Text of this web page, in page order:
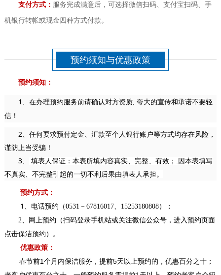
支付方式： 服务完成满意后，可选择微信扫码、支付宝扫码、手
机银行转帐或现金四种方式付款。
预约须知与优惠政策
预约须知：
1、
在办理预约服务前请确认对方资质, 夸大的宣传和承诺不要轻
信！
2、任何要求预付定金、汇款至个人银行账户等方式均存在风险，
谨防上当受骗！
3、
填表人保证：本表所填内容真实、完整、有效；.因本表填写
不真实、不完整引起的一切不利后果由填表人承担。
预约方式：
1 、电话预约（0531－67816017、15253180808）；
2、网上预约（扫码登录手机站或关注微信公众号，进入预约页面
点击保洁预约）。
优惠政策：
春节前1个月内保洁服务，提前5天以上预约的，优惠百分之十；